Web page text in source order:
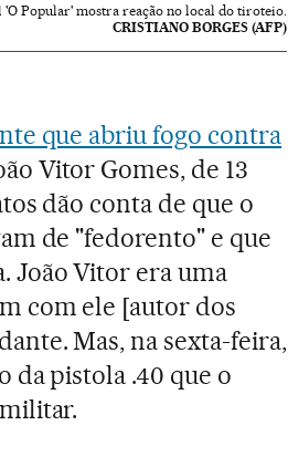
'O Popular' mostra reação no local do tiroteio.
CRISTIANO BORGES (AFP)
que abriu fogo contra
Vitor Gomes, de 13
dão conta de que o
de "fedorento" e que
João Vitor era uma
com ele [autor dos
Mas, na sexta-feira,
da pistola .40 que o